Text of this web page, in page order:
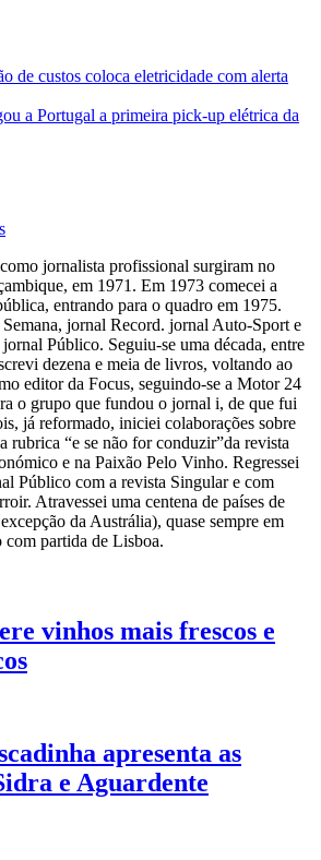
de custos coloca eletricidade com alerta
a Portugal a primeira pick-up elétrica da
jornalista profissional surgiram no
em 1971. Em 1973 comecei a
entrando para o quadro em 1975.
Semana, jornal Record. jornal Auto-Sport e
Público. Seguiu-se uma década, entre
dezena e meia de livros, voltando ao
editor da Focus, seguindo-se a Motor 24
o grupo que fundou o jornal i, de que fui
já reformado, iniciei colaborações sobre
rubrica “e se não for conduzir”da revista
e na Paixão Pelo Vinho. Regressei
Público com a revista Singular e com
Atravessei uma centena de países de
da Austrália), quase sempre em
com partida de Lisboa.
vinhos mais frescos e
apresenta as
e Aguardente